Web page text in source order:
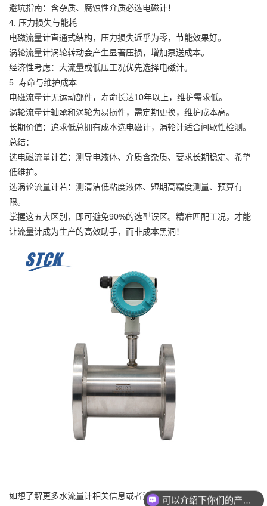
避坑指南：含杂质、腐蚀性介质必选电磁计！
4. 压力损失与能耗
电磁流量计直通式结构，压力损失近乎为零，节能效果好。
涡轮流量计涡轮转动会产生显著压损，增加泵送成本。
经济性考虑：大流量或低压工况优先选择电磁计。
5. 寿命与维护成本
电磁流量计无运动部件，寿命长达10年以上，维护需求低。
涡轮流量计轴承和涡轮为易损件，需定期更换，维护成本高。
长期价值：追求低总拥有成本选电磁计，涡轮计适合间歇性检测。
总结：
选电磁流量计若：测导电液体、介质含杂质、要求长期稳定、希望
低维护。
选涡轮流量计若：测清洁低粘度液体、短期高精度测量、预算有
限。
掌握这五大区别，即可避免90%的选型误区。精准匹配工况，才能
让流量计成为生产的高效助手，而非成本黑洞！
如想了解更多水流量计相关信息或者流量计选型，可咨询盛天测控可以介绍下你们的产品么